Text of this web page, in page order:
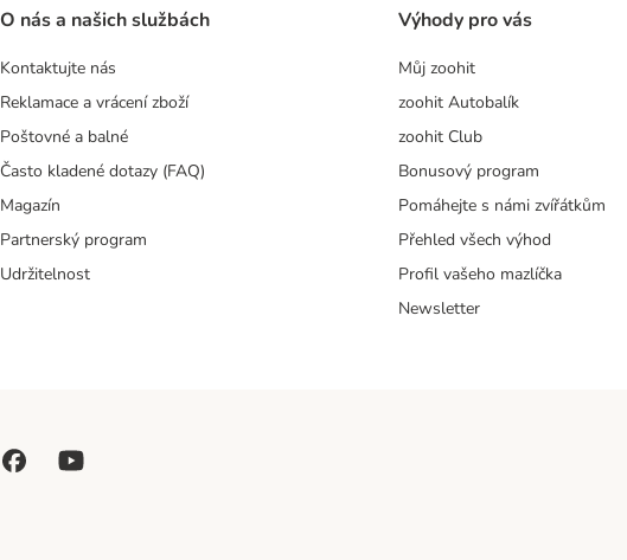
O nás a našich službách
Kontaktujte nás
Reklamace a vrácení zboží
Poštovné a balné
Často kladené dotazy (FAQ)
Magazín
Partnerský program
Udržitelnost
Výhody pro vás
Můj zoohit
zoohit Autobalík
zoohit Club
Bonusový program
Pomáhejte s námi zvířátkům
Přehled všech výhod
Profil vašeho mazlíčka
Newsletter